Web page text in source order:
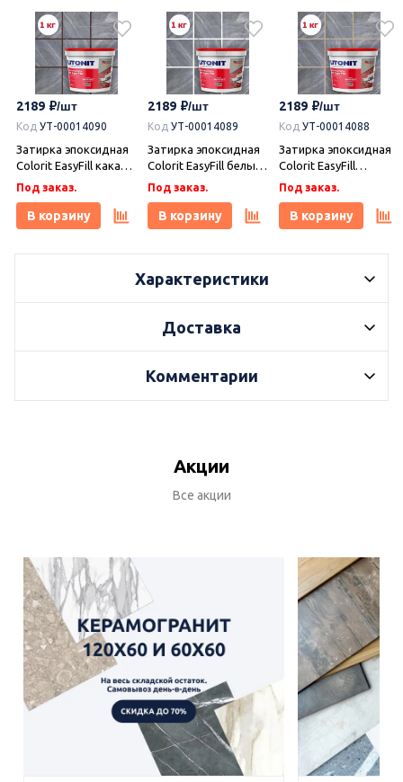
2189
Код УТ-00014090
Затирка эпоксидная
Colorit EasyFill какао 1
кг, Плитонит
Под заказ.
В корзину
2189
Код УТ-00014089
Затирка эпоксидная
Colorit EasyFill белый
1 кг, Плитонит
Под заказ.
В корзину
2189
Код УТ-00014088
Затирка эпоксидная
Colorit EasyFill
бежевый 1 кг,
Плитонит
Под заказ.
В корзину
Характеристики
Доставка
Комментарии
Акции
Все акции